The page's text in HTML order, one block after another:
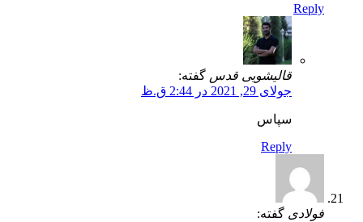
Reply
قالیشویی قدس گفته:
جولای 29, 2021 در 2:44 ق.ظ
سپاس
Reply
فولادی گفته: